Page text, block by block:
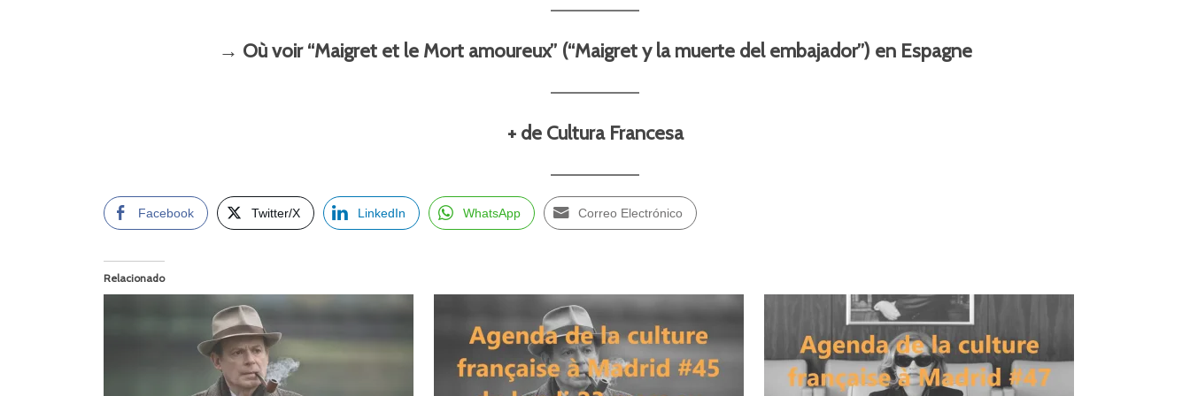
→ Où voir “Maigret et le Mort amoureux” (“Maigret y la muerte del embajador”) en Espagne
+ de Cultura Francesa
Facebook Twitter/X LinkedIn WhatsApp Correo Electrónico
Relacionado